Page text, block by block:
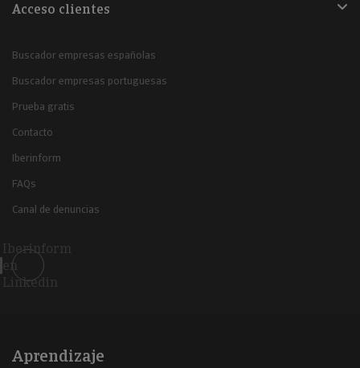
Acceso clientes
Buscador empresas españolas
Buscador empresas portuguesas
Prueba gratis
Contacto
Iberinform
FAQs
Canal de denuncias
Iberinform
en
Linkedin
Aprendizaje